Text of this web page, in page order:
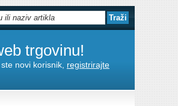
trgovinu!
novi korisnik, registrirajte